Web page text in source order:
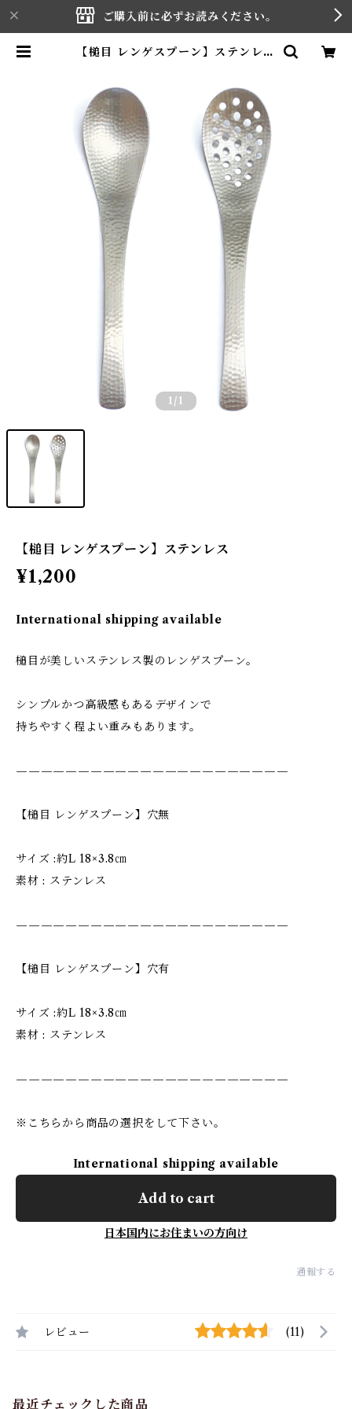
ご購入前に必ずお読みください。
【槌目 レンゲスプーン】ステンレス
1 /1
【槌目 レンゲスプーン】ステンレス
¥1,200
International shipping available
槌目が美しいステンレス製のレンゲスプーン。
シンプルかつ高級感もあるデザインで
持ちやすく程よい重みもあります。
——————————————————————
【槌目 レンゲスプーン】穴無
サイズ :約L 18×3.8㎝
素材 : ステンレス
——————————————————————
【槌目 レンゲスプーン】穴有
サイズ :約L 18×3.8㎝
素材 : ステンレス
——————————————————————
※こちらから商品の選択をして下さい。
International shipping available
Add to cart
日本国内にお住まいの方向け
通報する
レビュー (11)
最近チェックした商品